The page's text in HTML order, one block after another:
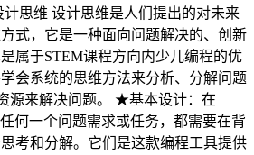
思维 设计思维是人们提出的对未来
式，它是一种面向问题解决的、创新
属于STEM课程方向内少儿编程的优
会系统的思维方法来分析、分解问题
源来解决问题。 ★基本设计：在
何一个问题需求或任务，都需要在背
考和分解。它们是这款编程工具提供